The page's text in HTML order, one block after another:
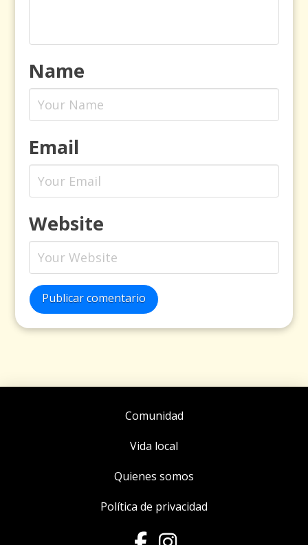
Name
Email
Website
Publicar comentario
Comunidad
Vida local
Quienes somos
Política de privacidad